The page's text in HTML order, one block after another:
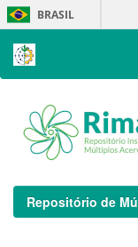
Skip
navigation
BRASIL
Repositório de